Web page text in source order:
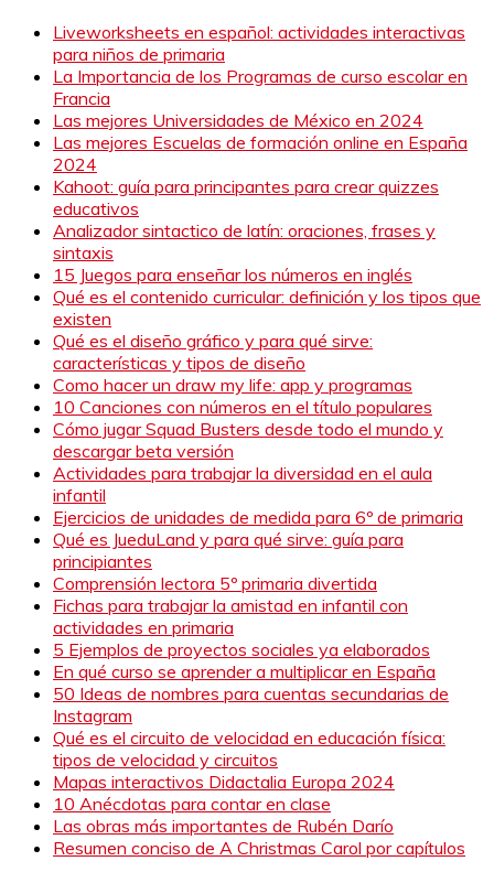
Liveworksheets en español: actividades interactivas
para niños de primaria
La Importancia de los Programas de curso escolar en
Francia
Las mejores Universidades de México en 2024
Las mejores Escuelas de formación online en España
2024
Kahoot: guía para principantes para crear quizzes
educativos
Analizador sintactico de latín: oraciones, frases y
sintaxis
15 Juegos para enseñar los números en inglés
Qué es el contenido curricular: definición y los tipos que
existen
Qué es el diseño gráfico y para qué sirve:
características y tipos de diseño
Como hacer un draw my life: app y programas
10 Canciones con números en el título populares
Cómo jugar Squad Busters desde todo el mundo y
descargar beta versión
Actividades para trabajar la diversidad en el aula
infantil
Ejercicios de unidades de medida para 6º de primaria
Qué es JueduLand y para qué sirve: guía para
principiantes
Comprensión lectora 5º primaria divertida
Fichas para trabajar la amistad en infantil con
actividades en primaria
5 Ejemplos de proyectos sociales ya elaborados
En qué curso se aprender a multiplicar en España
50 Ideas de nombres para cuentas secundarias de
Instagram
Qué es el circuito de velocidad en educación física:
tipos de velocidad y circuitos
Mapas interactivos Didactalia Europa 2024
10 Anécdotas para contar en clase
Las obras más importantes de Rubén Darío
Resumen conciso de A Christmas Carol por capítulos